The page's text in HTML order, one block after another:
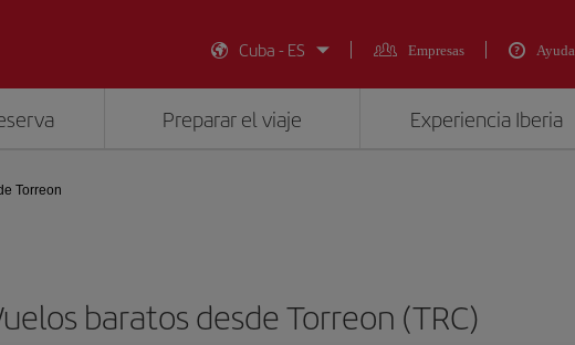
Cuba - ES
Empresas Ayuda
Preparar el viaje Experiencia Iberia
Torreon
baratos desde Torreon (TRC)